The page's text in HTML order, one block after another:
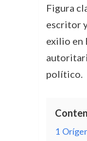
Figura
escritor
exilio en
político.
1